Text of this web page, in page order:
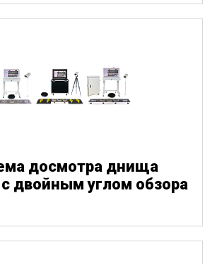
досмотра днища
с двойным углом обзора